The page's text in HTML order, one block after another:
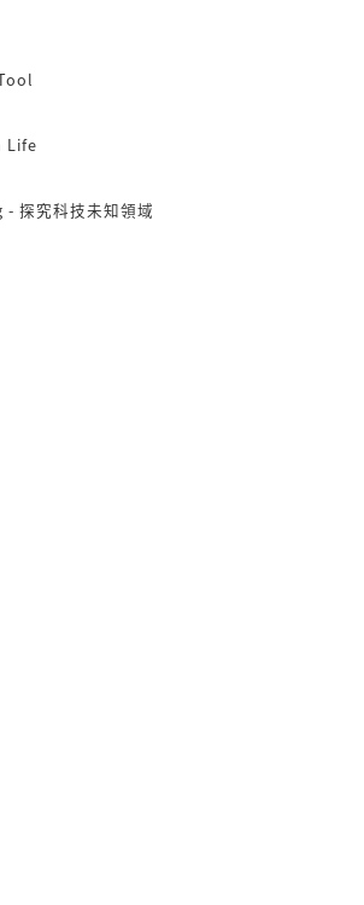
Life
探究科技未知領域